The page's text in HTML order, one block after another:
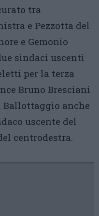
tra
e Pezzotta del
e Gemonio
sindaci uscenti
per la terza
Bruno Bresciani
anche
uscente del
centrodestra.